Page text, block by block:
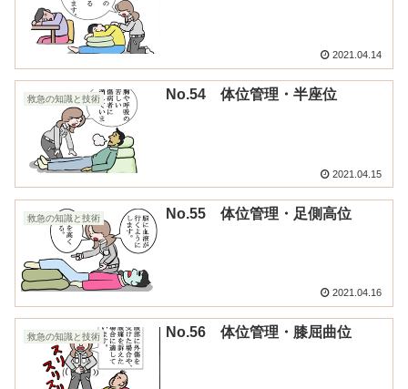
2021.04.14
救急の知識と技術 No.54 体位管理・半座位
2021.04.15
救急の知識と技術 No.55 体位管理・足側高位
2021.04.16
救急の知識と技術 No.56 体位管理・膝屈曲位